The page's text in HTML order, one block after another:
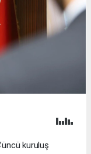
kuruluş